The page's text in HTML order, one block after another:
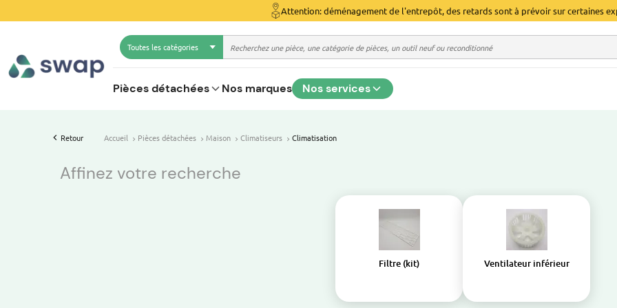
Attention: déménagement de l'entrepôt, des retards sont à prévoir sur certaines
Toutes les catégories
Pièces détachées Nos marques Nos services
Retour Accueil Pièces détachées Maison Climatiseurs Climatisation
Affinez votre recherche
Filtre (kit) Ventilateur inférieur